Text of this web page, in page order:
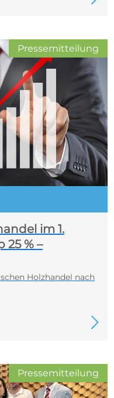
Pressemitteilung
im 1.
25 % –
Holzhandel nach
Pressemitteilung